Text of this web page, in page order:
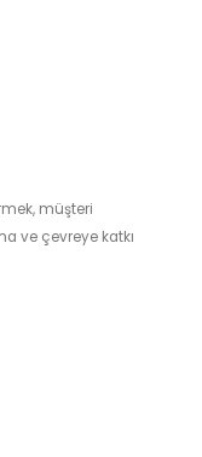
müşteri
ve çevreye katkı